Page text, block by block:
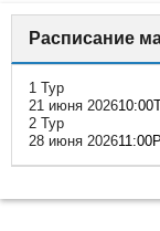
Расписание
1 Тур
21 июня 202610:00
2 Тур
28 июня 202611:00